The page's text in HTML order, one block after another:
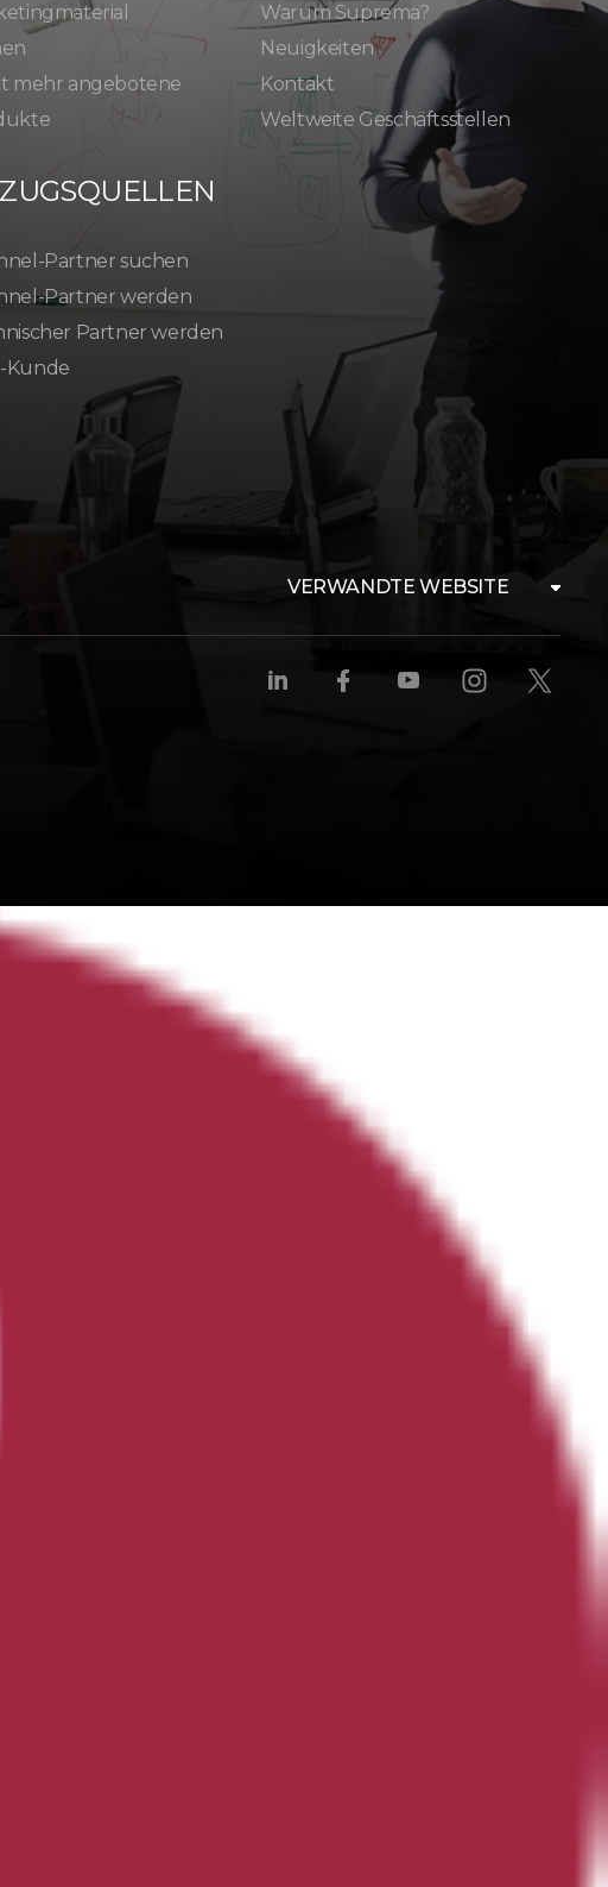
mehr angebotene
Warum Suprema?
Neuigkeiten
Kontakt
Weltweite Geschäftsstellen
Partner suchen
Partner werden
Partner werden
Kunde
VERWANDTE WEBSITE